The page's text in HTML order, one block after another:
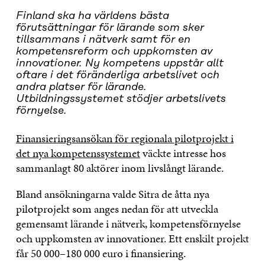
Finland ska ha världens bästa
förutsättningar för lärande som sker
tillsammans i nätverk samt för en
kompetensreform och uppkomsten av
innovationer. Ny kompetens uppstår allt
oftare i det föränderliga arbetslivet och
andra platser för lärande.
Utbildningssystemet stödjer arbetslivets
förnyelse.
Finansieringsansökan för regionala pilotprojekt i
det nya kompetenssystemetväckte intresse hos
sammanlagt 80 aktörer inom livslångt lärande.
Bland ansökningarna valde Sitra de åtta nya
pilotprojekt som anges nedan för att utveckla
gemensamt lärande i nätverk, kompetensförnyelse
och uppkomsten av innovationer. Ett enskilt projekt
får 50 000–180 000 euro i finansiering.